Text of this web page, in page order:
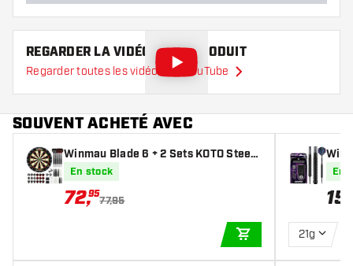
REGARDER LA VIDÉO DE CE PRODUIT
Regarder toutes les vidéos sur YouTube
SOUVENT ACHETÉ AVEC
Winmau Blade 6 + 2 Sets KOTO Steeld
arts + 90 Pieces
En stock
72,95
77,95
AJOUTER AU
tes
En
15
21g